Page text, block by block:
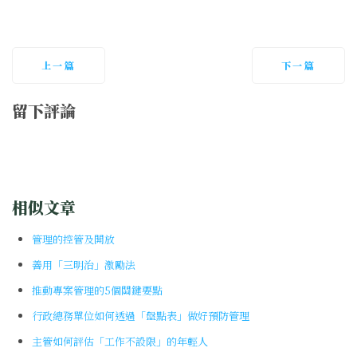
上一篇 下一篇
留下評論
相似文章
管理的控管及開放
善用「三明治」激勵法
推動專案管理的5個關鍵要點
行政總務單位如何透過「盤點表」做好預防管理
主管如何評估「工作不設限」的年輕人